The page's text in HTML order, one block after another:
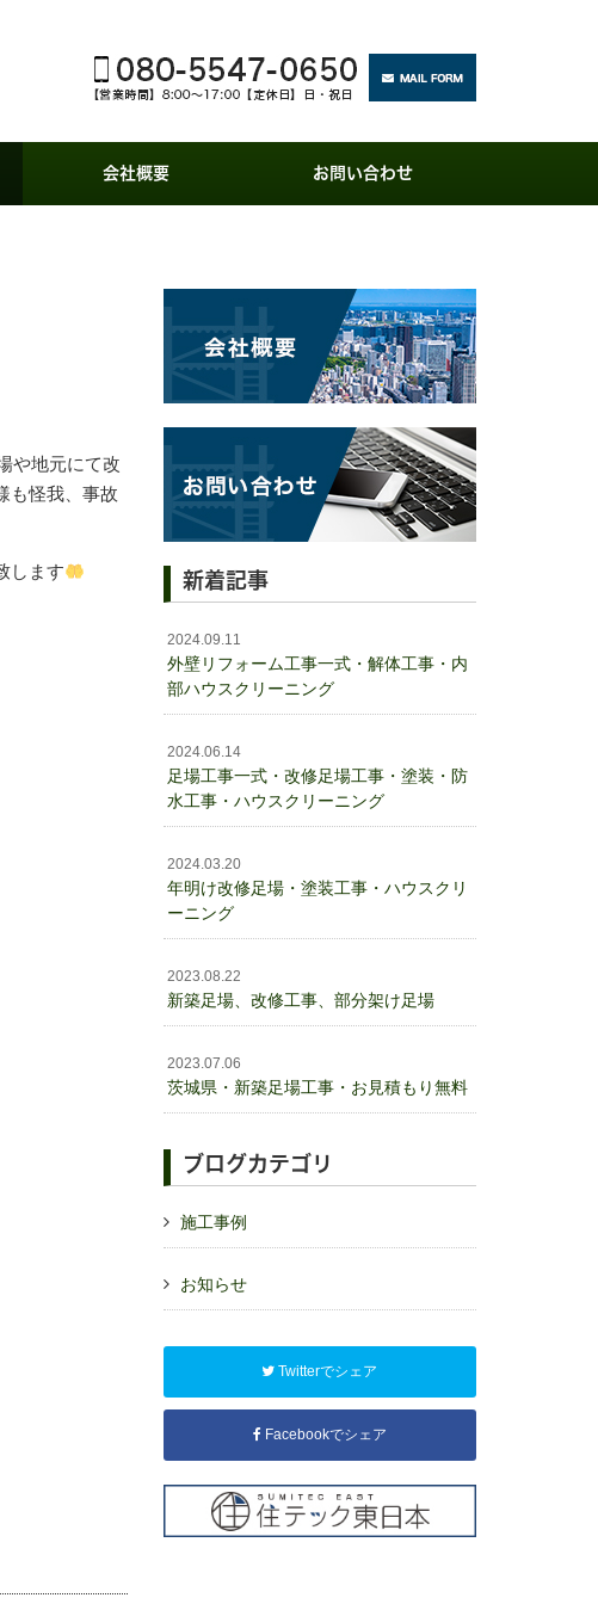
会社概要 お問い合わせ
や地元にて改
も怪我、事故
します 新着記事
2024.09.11
外壁リフォーム工事一式・解体工事・内
部ハウスクリーニング
2024.06.14
足場工事一式・改修足場工事・塗装・防
水工事・ハウスクリーニング
2024.03.20
年明け改修足場・塗装工事・ハウスクリ
ーニング
2023.08.22
新築足場、改修工事、部分架け足場
2023.07.06
茨城県・新築足場工事・お見積もり無料
ブログカテゴリ
施工事例
お知らせ
Twitterでシェア
Facebookでシェア